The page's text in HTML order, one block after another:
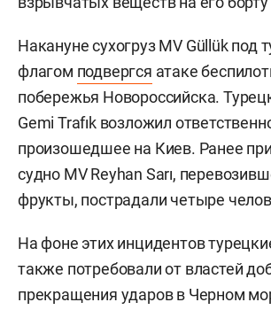
Накануне сухогруз MV Güllük под
флагом подвергся атаке
побережья Новороссийска.
Gemi Trafık возложил
произошедшее на Киев. Ранее
судно MV Reyhan Sarı,
фрукты, пострадали четыре
На фоне этих инцидентов
также потребовали от властей
прекращения ударов в Черном